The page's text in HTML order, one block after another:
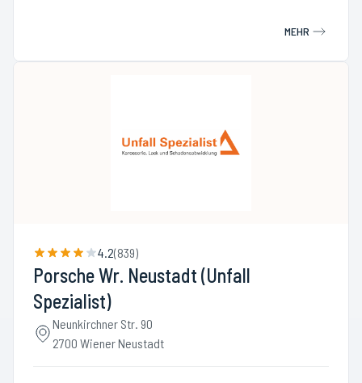
MEHR
4.2(839)
Porsche Wr. Neustadt (Unfall
Spezialist)
Neunkirchner Str. 90
2700 Wiener Neustadt